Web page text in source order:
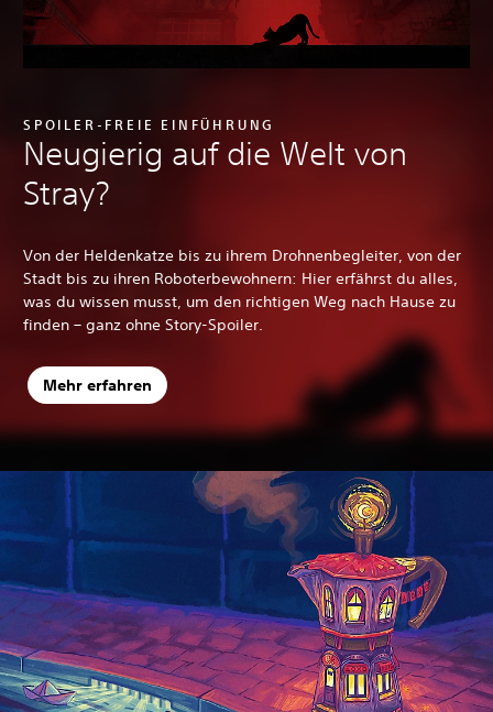
SPOILER-FREIE EINFÜHRUNG
Neugierig auf die Welt von
Stray?
Von der Heldenkatze bis zu ihrem Drohnenbegleiter, von der
Stadt bis zu ihren Roboterbewohnern: Hier erfährst du alles,
was du wissen musst, um den richtigen Weg nach Hause zu
finden – ganz ohne Story-Spoiler.
Mehr erfahren